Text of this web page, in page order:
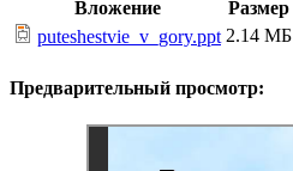
Вложение
Размер
puteshestvie_v_gory.ppt 2.14 МБ
Предварительный просмотр: